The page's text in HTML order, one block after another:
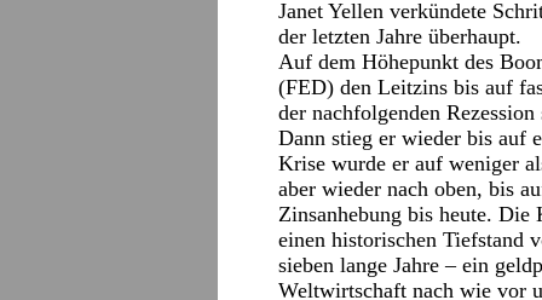
Janet Yellen verkündete
der letzten Jahre überhaupt.
Auf dem Höhepunkt des
(FED) den Leitzins bis auf
der nachfolgenden
Dann stieg er wieder bis auf
Krise wurde er auf weniger
aber wieder nach oben, bis
Zinsanhebung bis heute.
einen historischen Tiefstand
sieben lange Jahre – ein
Weltwirtschaft nach wie vor